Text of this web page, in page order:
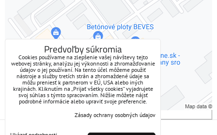
Externý obsah je blokovaný Voľbami súkromia
Prajete si načítať externý obsah?
Povoliť tentokrát
Povoliť a zapamätať - súhlas s druhom cookie: Funkčné
Otvoriť obsah v novom okne
Predvoľby súkromia
Cookies používame na zlepšenie vašej návštevy tejto
webovej stránky, analýzu jej výkonnosti a zhromažďovanie
údajov o jej používaní. Na tento účel môžeme použiť
nástroje a služby tretích strán a zhromaždené údaje sa
môžu preniesť k partnerom v EÚ, USA alebo iných
krajinách. Kliknutím na „Prijať všetky cookies“ vyjadrujete
svoj súhlas s týmto spracovaním. Nižšie môžete nájsť
podrobné informácie alebo upraviť svoje preferencie.
Zásady ochrany osobných údajov